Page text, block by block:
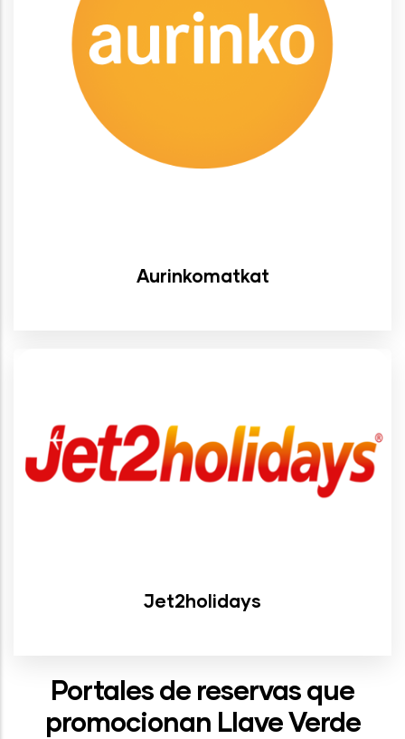
Aurinkomatkat
Jet2holidays
Portales de reservas que
promocionan Llave Verde